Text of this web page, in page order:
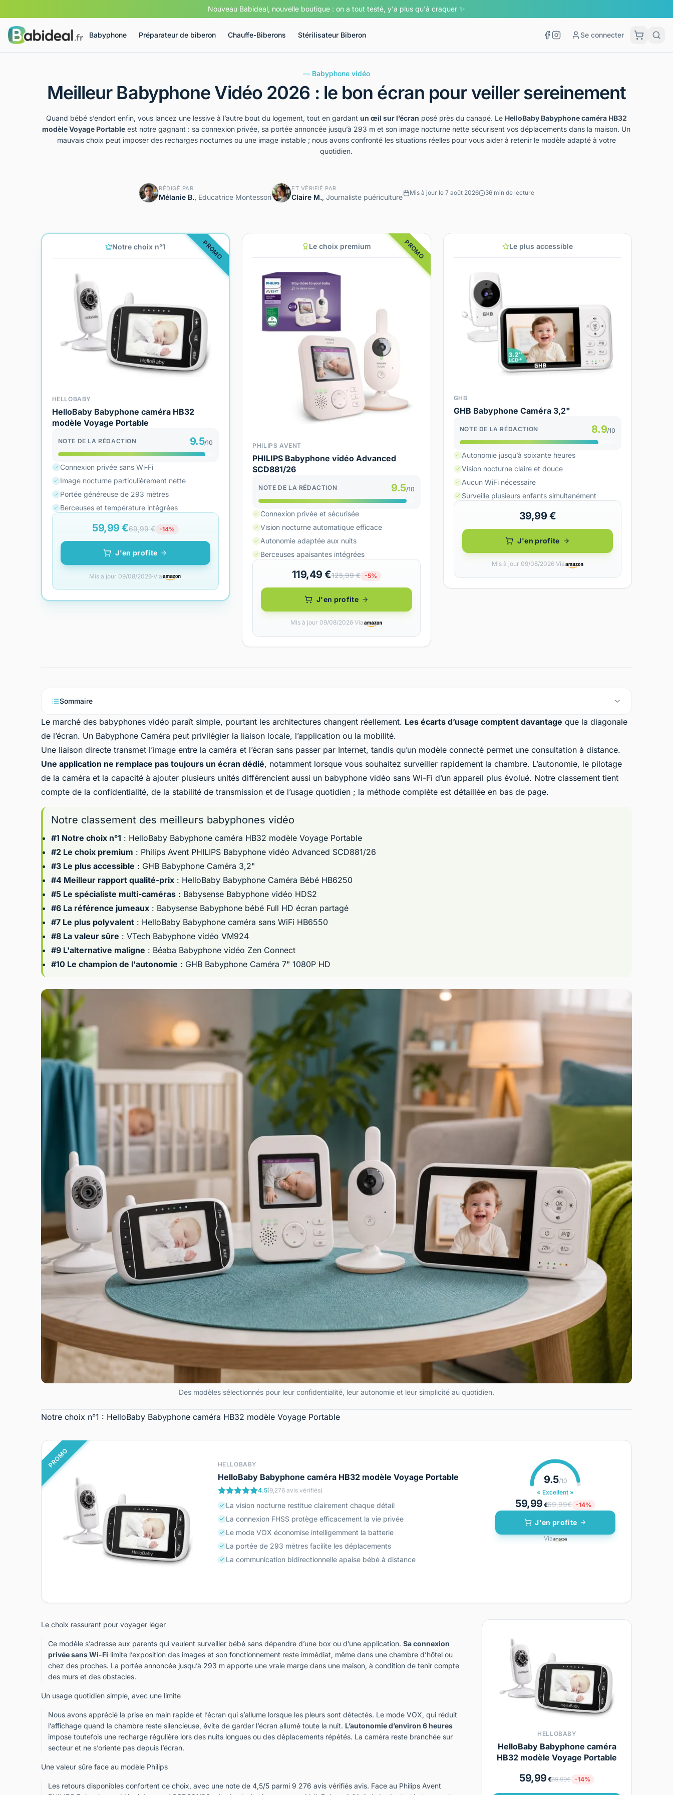
Nouveau Babideal, nouvelle boutique : on a tout testé, y'a plus qu'à craquer ✨
Babyphone Préparateur de biberon Chauffe-Biberons Stérilisateur Biberon Se connecter
— Babyphone vidéo
Meilleur Babyphone Vidéo 2026 : le bon écran pour veiller sereinement
Quand bébé s’endort enfin, vous lancez une lessive à l’autre bout du logement, tout en gardant un œil sur l’écran posé près du canapé. Le HelloBaby Babyphone caméra HB32
modèle Voyage Portable est notre gagnant : sa connexion privée, sa portée annoncée jusqu’à 293 m et son image nocturne nette sécurisent vos déplacements dans la maison. Un
mauvais choix peut imposer des recharges nocturnes ou une image instable ; nous avons confronté les situations réelles pour vous aider à retenir le modèle adapté à votre
quotidien.
RÉDIGÉ PAR
Mélanie B., Educatrice Montessori
ET VÉRIFIÉ PAR
Claire M., Journaliste puériculture Mis à jour le 7 août 2026 36 min de lecture
PROMO
Notre choix n°1
HELLOBABY
HelloBaby Babyphone caméra HB32
modèle Voyage Portable
NOTE DE LA RÉDACTION 9.5/10
Connexion privée sans Wi-Fi
Image nocturne particulièrement nette
Portée généreuse de 293 mètres
Berceuses et température intégrées
59,99 €69,99 € -14%
J'en profite
Mis à jour 09/08/2026·Via
PROMO
Le choix premium
PHILIPS AVENT
PHILIPS Babyphone vidéo Advanced
SCD881/26
NOTE DE LA RÉDACTION 9.5/10
Connexion privée et sécurisée
Vision nocturne automatique efficace
Autonomie adaptée aux nuits
Berceuses apaisantes intégrées
119,49 €125,99 € -5%
J'en profite
Mis à jour 09/08/2026·Via
Le plus accessible
GHB
GHB Babyphone Caméra 3,2"
NOTE DE LA RÉDACTION 8.9/10
Autonomie jusqu’à soixante heures
Vision nocturne claire et douce
Aucun WiFi nécessaire
Surveille plusieurs enfants simultanément
39,99 €
J'en profite
Mis à jour 09/08/2026·Via
Sommaire
Le marché des babyphones vidéo paraît simple, pourtant les architectures changent réellement. Les écarts d’usage comptent davantage que la diagonale
de l’écran. Un Babyphone Caméra peut privilégier la liaison locale, l’application ou la mobilité.
Une liaison directe transmet l’image entre la caméra et l’écran sans passer par Internet, tandis qu’un modèle connecté permet une consultation à distance.
Une application ne remplace pas toujours un écran dédié, notamment lorsque vous souhaitez surveiller rapidement la chambre. L’autonomie, le pilotage
de la caméra et la capacité à ajouter plusieurs unités différencient aussi un babyphone vidéo sans Wi-Fi d’un appareil plus évolué. Notre classement tient
compte de la confidentialité, de la stabilité de transmission et de l’usage quotidien ; la méthode complète est détaillée en bas de page.
Notre classement des meilleurs babyphones vidéo
#1 Notre choix n°1 : HelloBaby Babyphone caméra HB32 modèle Voyage Portable
#2 Le choix premium : Philips Avent PHILIPS Babyphone vidéo Advanced SCD881/26
#3 Le plus accessible : GHB Babyphone Caméra 3,2"
#4 Meilleur rapport qualité-prix: HelloBaby Babyphone Caméra Bébé HB6250
#5 Le spécialiste multi-caméras: Babysense Babyphone vidéo HDS2
#6 La référence jumeaux: Babysense Babyphone bébé Full HD écran partagé
#7 Le plus polyvalent: HelloBaby Babyphone caméra sans WiFi HB6550
#8 La valeur sûre : VTech Babyphone vidéo VM924
#9 L'alternative maligne : Béaba Babyphone vidéo Zen Connect
#10 Le champion de l'autonomie : GHB Babyphone Caméra 7" 1080P HD
Des modèles sélectionnés pour leur confidentialité, leur autonomie et leur simplicité au quotidien.
Notre choix n°1 : HelloBaby Babyphone caméra HB32 modèle Voyage Portable
PROMO HELLOBABY
HelloBaby Babyphone caméra HB32 modèle Voyage Portable
4.5(9,276 avis vérifiés)
La vision nocturne restitue clairement chaque détail
La connexion FHSS protège efficacement la vie privée
Le mode VOX économise intelligemment la batterie
La portée de 293 mètres facilite les déplacements
La communication bidirectionnelle apaise bébé à distance
9.5/10
« Excellent »
59,99 €69,99€ -14%
J'en profite
Via
Le choix rassurant pour voyager léger
Ce modèle s’adresse aux parents qui veulent surveiller bébé sans dépendre d’une box ou d’une application. Sa connexion
privée sans Wi-Fi limite l’exposition des images et son fonctionnement reste immédiat, même dans une chambre d’hôtel ou
chez des proches. La portée annoncée jusqu’à 293 m apporte une vraie marge dans une maison, à condition de tenir compte
des murs et des obstacles.
Un usage quotidien simple, avec une limite
Nous avons apprécié la prise en main rapide et l’écran qui s’allume lorsque les pleurs sont détectés. Le mode VOX, qui réduit
l’affichage quand la chambre reste silencieuse, évite de garder l’écran allumé toute la nuit. L’autonomie d’environ 6 heures
impose toutefois une recharge régulière lors des nuits longues ou des déplacements répétés. La caméra reste branchée sur
secteur et ne s’oriente pas depuis l’écran.
Une valeur sûre face au modèle Philips
Les retours disponibles confortent ce choix, avec une note de 4,5/5 parmi 9 276 avis vérifiés avis. Face au Philips Avent
HELLOBABY
HelloBaby Babyphone caméra
HB32 modèle Voyage Portable
59,99 €69,99€ -14%